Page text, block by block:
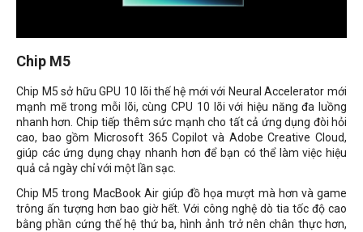
Chip M5
Chip M5 sở hữu GPU 10 lõi thế hệ mới với Neural Accelerator mới
mạnh mẽ trong mỗi lõi, cùng CPU 10 lõi với hiệu năng đa luồng
nhanh hơn. Chip tiếp thêm sức mạnh cho tất cả ứng dụng đòi hỏi
cao, bao gồm Microsoft 365 Copilot và Adobe Creative Cloud,
giúp các ứng dụng chạy nhanh hơn để bạn có thể làm việc hiệu
quả cả ngày chỉ với một lần sạc.
Chip M5 trong MacBook Air giúp đồ họa mượt mà hơn và game
trông ấn tượng hơn bao giờ hết. Với công nghệ dò tia tốc độ cao
bằng phần cứng thế hệ thứ ba, hình ảnh trở nên chân thực hơn,